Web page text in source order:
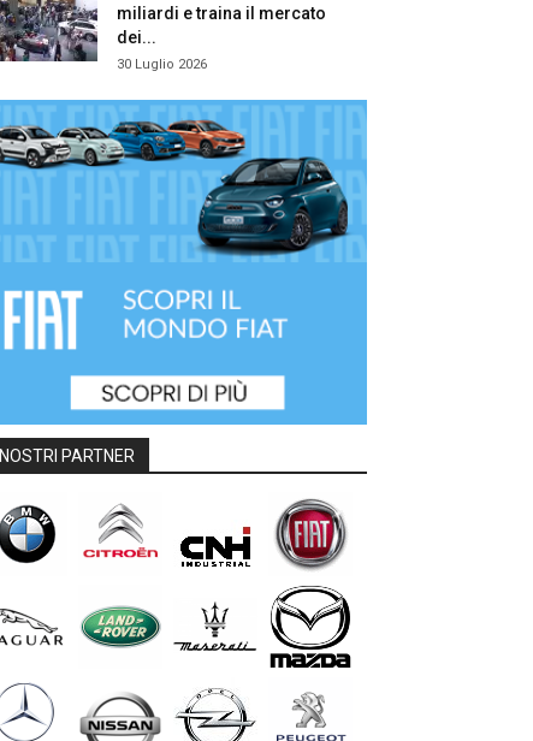
miliardi e traina il mercato
dei...
30 Luglio 2026
I NOSTRI PARTNER